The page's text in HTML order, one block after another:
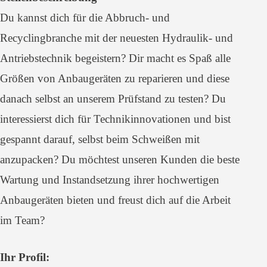
Du kannst dich für die Abbruch- und
Recyclingbranche mit der neuesten Hydraulik- und
Antriebstechnik begeistern? Dir macht es Spaß alle
Größen von Anbaugeräten zu reparieren und diese
danach selbst an unserem Prüfstand zu testen? Du
interessierst dich für Technikinnovationen und bist
gespannt darauf, selbst beim Schweißen mit
anzupacken? Du möchtest unseren Kunden die beste
Wartung und Instandsetzung ihrer hochwertigen
Anbaugeräten bieten und freust dich auf die Arbeit
im Team?
Ihr Profil: